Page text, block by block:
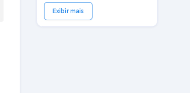
Exibir mais